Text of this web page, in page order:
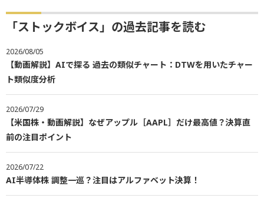
「ストックボイス」の過去記事を読む
2026/08/05
【動画解説】AIで探る 過去の類似チャート：DTWを用いたチャー
ト類似度分析
2026/07/29
【米国株・動画解説】なぜアップル［AAPL］だけ最高値？決算直
前の注目ポイント
2026/07/22
AI半導体株 調整一巡？注目はアルファベット決算！